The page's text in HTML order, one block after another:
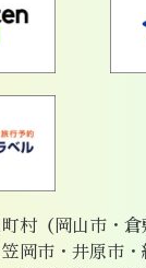
村（岡山市・
岡市・井原市・